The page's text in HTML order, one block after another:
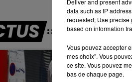
MIDI QUI CHANTENT
data such as IP
requested; Use precise
based on information
Vous pouvez accepter
mes choix". Vous
ce site. Vous pouvez
bas de chaque page.